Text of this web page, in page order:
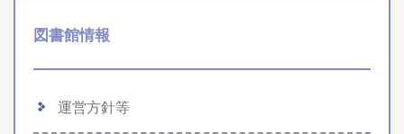
図書館情報
運営方針等